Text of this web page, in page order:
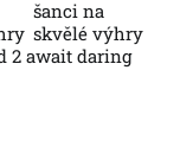
šanci na
skvělé výhry
2 await daring